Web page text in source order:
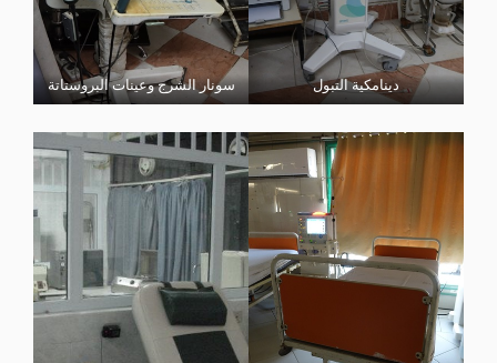
دينامكية التبول سونار الشرج وعينات البروستاتة